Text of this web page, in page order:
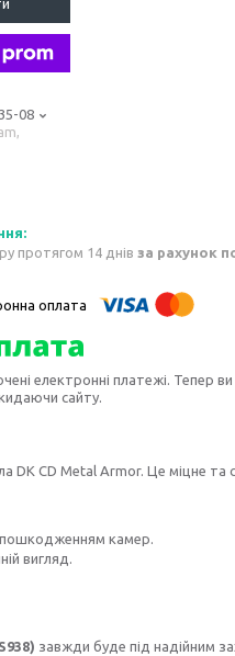
08
протягом 14 днів за рахунок
електронні платежі. Тепер
сайту.
DK CD Metal Armor. Це міцне та
пошкодженням камер.
вигляд.
завжди буде під надійним